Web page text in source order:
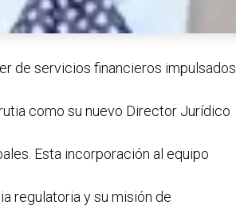
de servicios financieros impulsados
como su nuevo Director Jurídico
Esta incorporación al equipo
regulatoria y su misión de